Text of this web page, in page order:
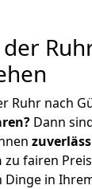
Ruhr nach
Dann
zu fairen
Dinge in